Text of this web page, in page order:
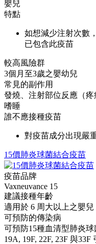
嬰兒
特點
如想減少注射次數
已包含此疫苗
較高風險群
3個月至3歲之嬰幼兒
常見的副作用
發燒、注射部位反應（
嗜睡
誰不應接種疫苗
對疫苗成分出現嚴
15價肺炎球菌結合疫苗
疫苗品牌
Vaxneuvance 15
建議接種年齡
適用於 6 周大以上之嬰兒
可預防的傳染病
可預防15種血清型肺炎球
19A, 19F, 22F, 23F 與33F